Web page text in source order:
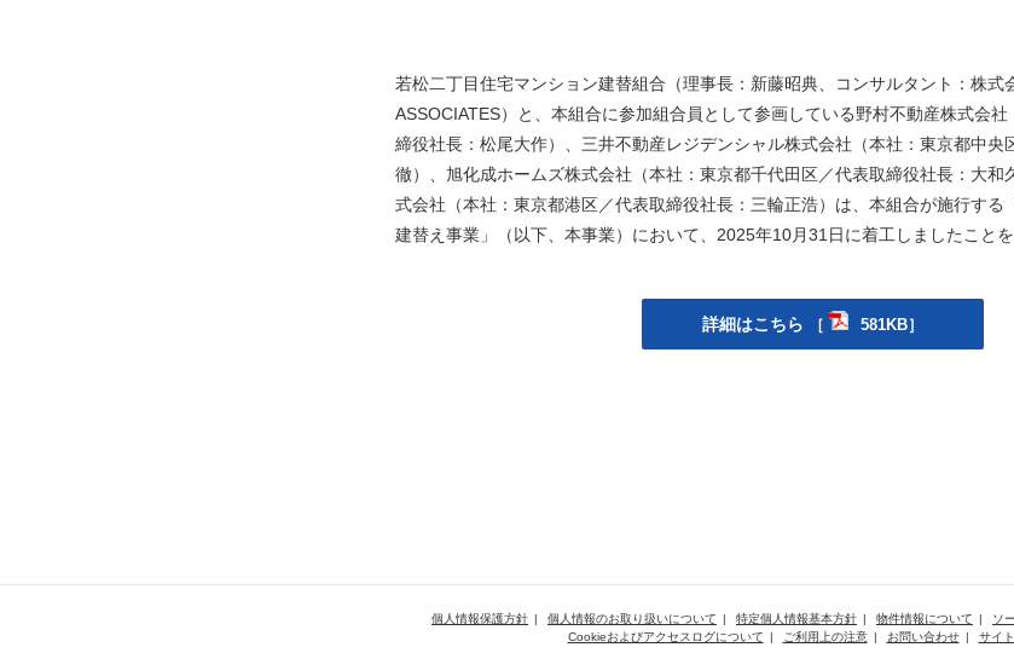
若松二丁目住宅マンション建替組合（理事長：新藤昭典、コンサルタント：株式
ASSOCIATES）と、本組合に参加組合員として参画している野村不動産株式会
締役社長：松尾大作）、三井不動産レジデンシャル株式会社（本社：東京都中央
徹）、旭化成ホームズ株式会社（本社：東京都千代田区／代表取締役社長：大和
式会社（本社：東京都港区／代表取締役社長：三輪正浩）は、本組合が施行する
建替え事業」（以下、本事業）において、2025年10月31日に着工しましたことを
詳細はこちら ［ 581KB］
個人情報保護方針 個人情報のお取り扱いについて 特定個人情報基本方針 物件情報について
ソ
Cookieおよびアクセスログについて
ご利用上の注意 お問い合わせ サイ